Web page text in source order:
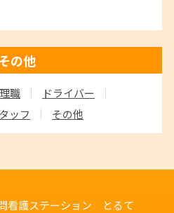
の他
職
ドライバー
ッフ その他
看護ステーション とるて